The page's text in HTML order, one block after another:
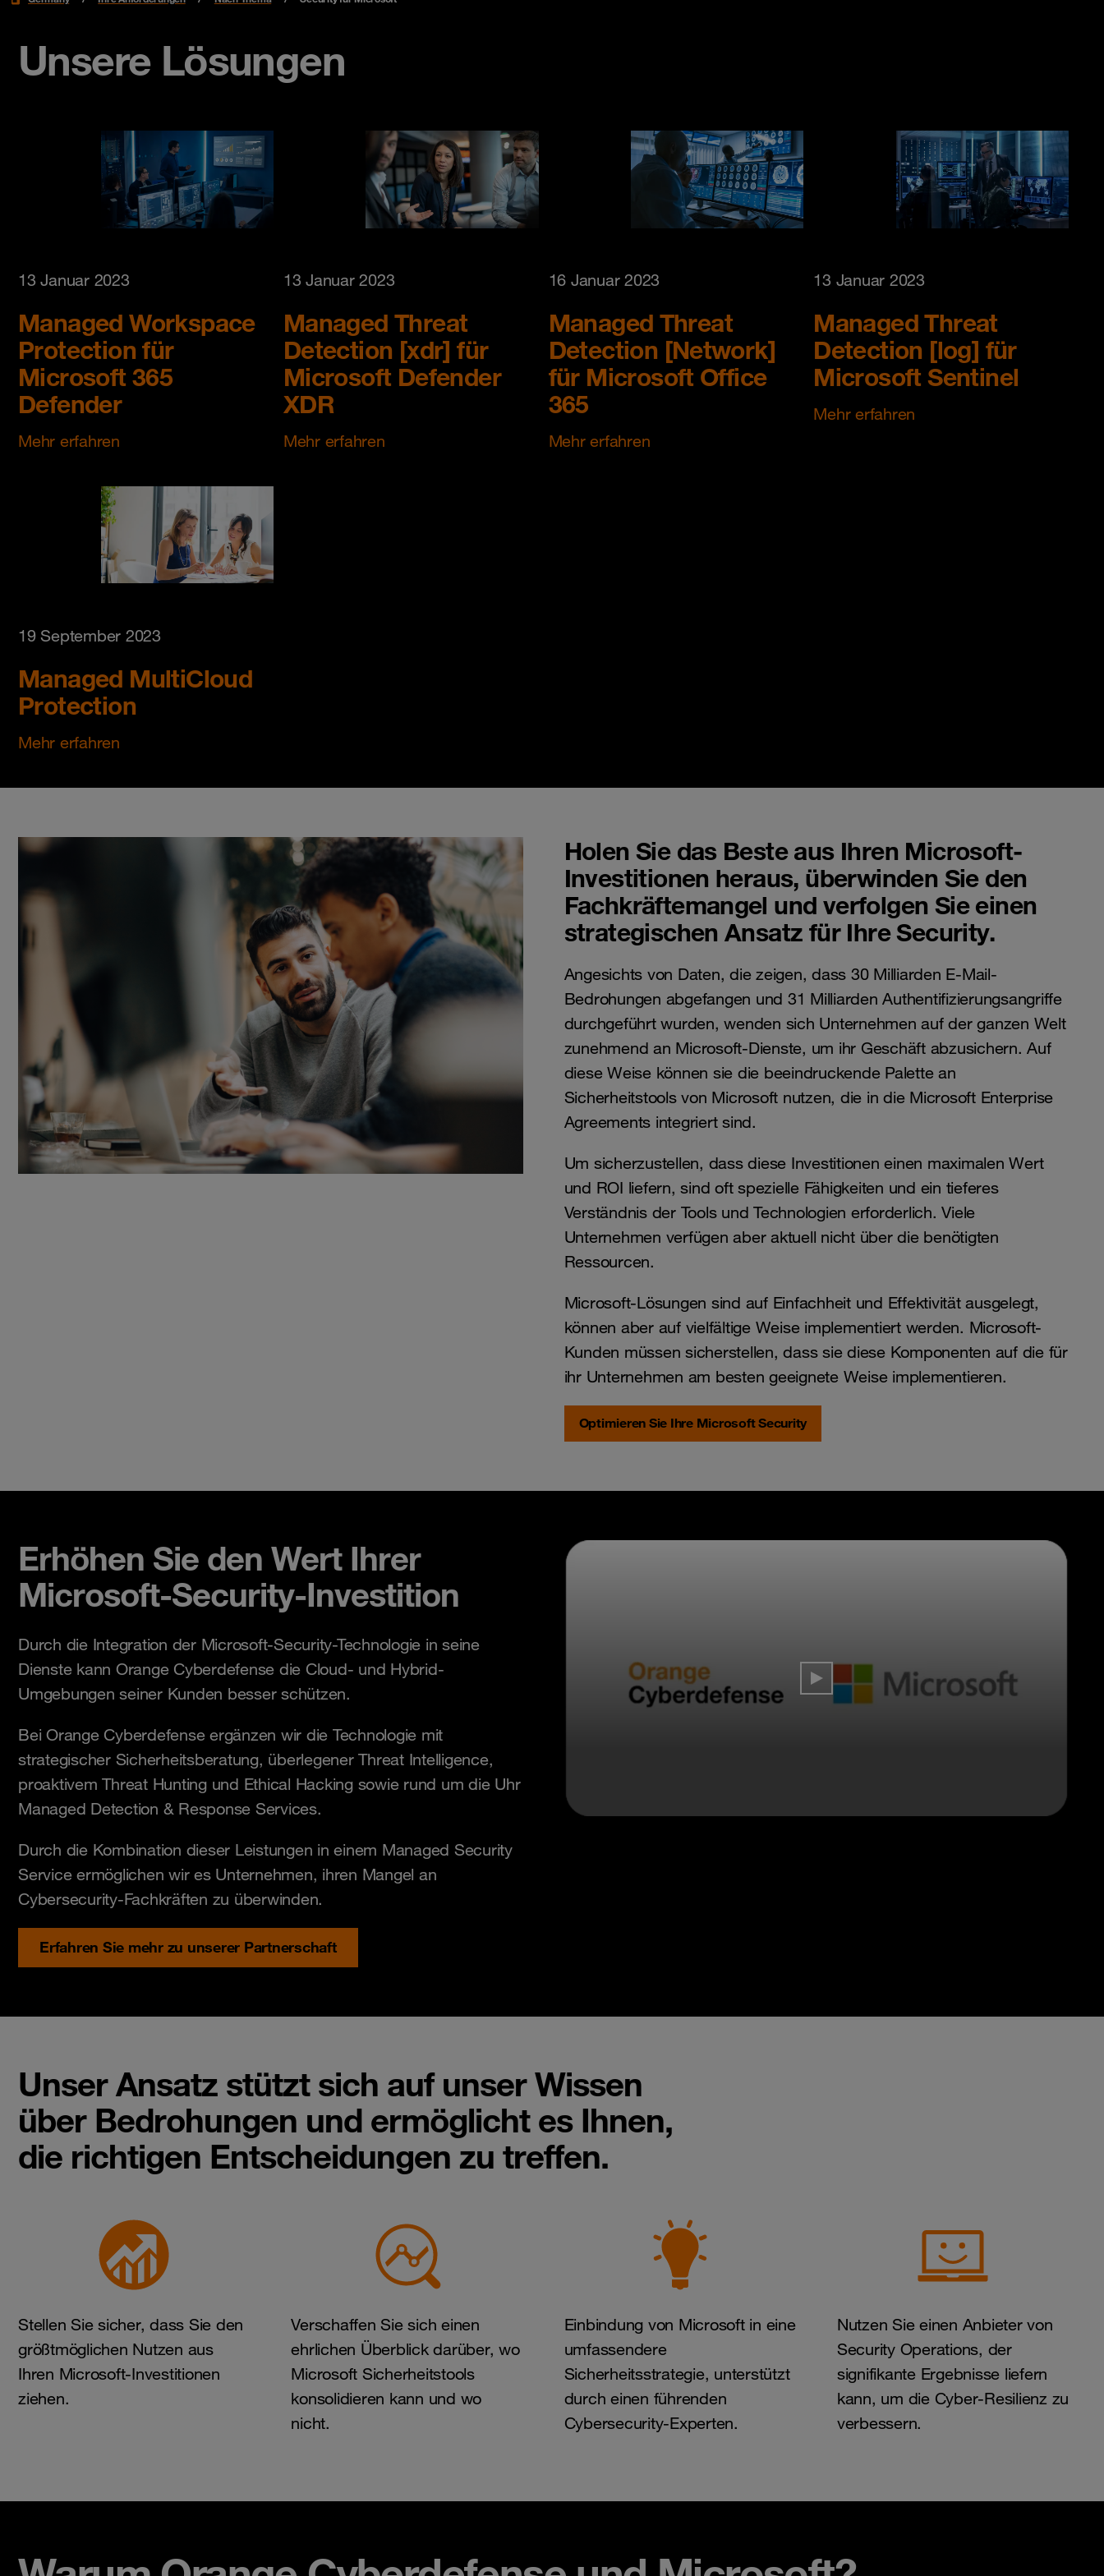
Unsere Lösungen
13 Januar 2023
Managed Workspace
Protection für
Microsoft 365
Defender
Mehr erfahren
13 Januar 2023
Managed Threat
Detection [xdr] für
Microsoft Defender
XDR
Mehr erfahren
16 Januar 2023
Managed Threat
Detection [Network]
für Microsoft Office
365
Mehr erfahren
13 Januar 2023
Managed Threat
Detection [log] für
Microsoft Sentinel
Mehr erfahren
19 September 2023
Managed MultiCloud
Protection
Mehr erfahren
Holen Sie das Beste aus Ihren Microsoft-
Investitionen heraus, überwinden Sie den
Fachkräftemangel und verfolgen Sie einen
strategischen Ansatz für Ihre Security.
Angesichts von Daten, die zeigen, dass 30 Milliarden E-Mail-
Bedrohungen abgefangen und 31 Milliarden Authentifizierungsangriffe
durchgeführt wurden, wenden sich Unternehmen auf der ganzen Welt
zunehmend an Microsoft-Dienste, um ihr Geschäft abzusichern. Auf
diese Weise können sie die beeindruckende Palette an
Sicherheitstools von Microsoft nutzen, die in die Microsoft Enterprise
Agreements integriert sind.
Um sicherzustellen, dass diese Investitionen einen maximalen Wert
und ROI liefern, sind oft spezielle Fähigkeiten und ein tieferes
Verständnis der Tools und Technologien erforderlich. Viele
Unternehmen verfügen aber aktuell nicht über die benötigten
Ressourcen.
Microsoft-Lösungen sind auf Einfachheit und Effektivität ausgelegt,
können aber auf vielfältige Weise implementiert werden. Microsoft-
Kunden müssen sicherstellen, dass sie diese Komponenten auf die für
ihr Unternehmen am besten geeignete Weise implementieren.
Optimieren Sie Ihre Microsoft Security
Erhöhen Sie den Wert Ihrer
Microsoft-Security-Investition
Durch die Integration der Microsoft-Security-Technologie in seine
Dienste kann Orange Cyberdefense die Cloud- und Hybrid-
Umgebungen seiner Kunden besser schützen.
Bei Orange Cyberdefense ergänzen wir die Technologie mit
strategischer Sicherheitsberatung, überlegener Threat Intelligence,
proaktivem Threat Hunting und Ethical Hacking sowie rund um die Uhr
Managed Detection & Response Services.
Durch die Kombination dieser Leistungen in einem Managed Security
Service ermöglichen wir es Unternehmen, ihren Mangel an
Cybersecurity-Fachkräften zu überwinden.
Erfahren Sie mehr zu unserer Partnerschaft
Unser Ansatz stützt sich auf unser Wissen
über Bedrohungen und ermöglicht es Ihnen,
die richtigen Entscheidungen zu treffen.
Stellen Sie sicher, dass Sie den
größtmöglichen Nutzen aus
Ihren Microsoft-Investitionen
ziehen.
Verschaffen Sie sich einen
ehrlichen Überblick darüber, wo
Microsoft Sicherheitstools
konsolidieren kann und wo
nicht.
Einbindung von Microsoft in eine
umfassendere
Sicherheitsstrategie, unterstützt
durch einen führenden
Cybersecurity-Experten.
Nutzen Sie einen Anbieter von
Security Operations, der
signifikante Ergebnisse liefern
kann, um die Cyber-Resilienz zu
verbessern.